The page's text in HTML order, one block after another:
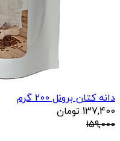
دانه کتان برونل 200 گرم
137,400 تومان
159,000